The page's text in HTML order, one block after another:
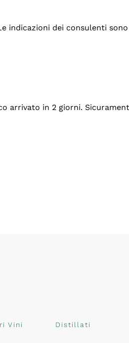
indicazioni dei consulenti
arrivato in 2 giorni.
Vini Distillati